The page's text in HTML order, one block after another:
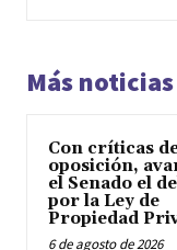
Más noticias
Con críticas
oposición,
el Senado el
por la Ley de
Propiedad
6 de agosto de 2026